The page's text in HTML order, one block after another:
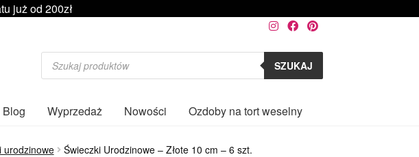
już od 200zł
Wyszukiwarka
produktów SZUKAJ
Blog Wyprzedaż Nowości Ozdoby na tort weselny
urodzinowe Świeczki Urodzinowe – Złote 10 cm – 6 szt.